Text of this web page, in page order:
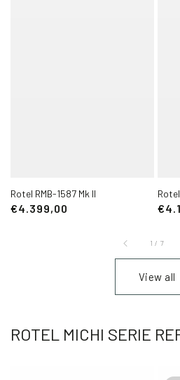
Rotel RMB-1587 Mk II
€4.399,00
1 / 7
View all
ROTEL MICHI SERIE